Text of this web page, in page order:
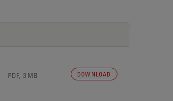
PDF, 3 MB DOWNLOAD